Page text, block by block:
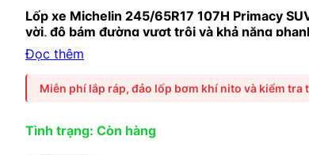
Lốp xe Michelin 245/65R17 107H Primacy
vời, độ bám đường vượt trội và khả năng
Hyundai SantaFe.
Đọc thêm
Miễn phí lắp ráp, đảo lốp bơm khí nito và kiểm tra
Tình trạng: Còn hàng